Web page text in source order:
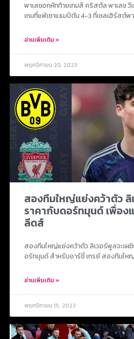
พาเลซอกหักท้ายเกมส์ คริสตัล พาเลซ วี
เกมที่แพ้เซาแธมป์ตัน 4-3 ที่เซลเฮิร์สต์พ
อ่านเพิ่มเติม »
พฤศจิกายน 20, 2023
สองทีมใหญ่แย่งคว้าตัว
ราคากับดอร์ทมุนด์ เพื่อง
ลีดส์
สองทีมใหญ่แย่งคว้าตัว ลิเวอร์พูลจะเผ
อร์ทมุนด์ สำหรับอาร์ชี่ เกรย์ สองทีมให
อ่านเพิ่มเติม »
พฤศจิกายน 15, 2023